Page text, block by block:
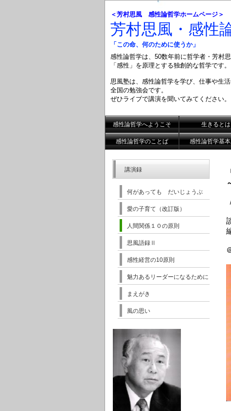
＜芳村思風 感性論哲学ホームページ＞
芳村思風・感性
「この命、何のために使うか」
感性論哲学は、50数年前に哲学者・芳村
「感性」を原理とする独創的な哲学です。
思風塾は、感性論哲学を学び、仕事や生
全国の勉強会です。
ぜひライブで講演を聞いてみてください。
感性論哲学へようこそ 生きるとは
感性論哲学のことば 感性論哲学基
講演録
何があっても だいじょうぶ
愛の子育て（改訂版）
人間関係１０の原則
思風語録Ⅱ
感性経営の10原則
魅力あるリーダーになるために
まえがき
風の思い